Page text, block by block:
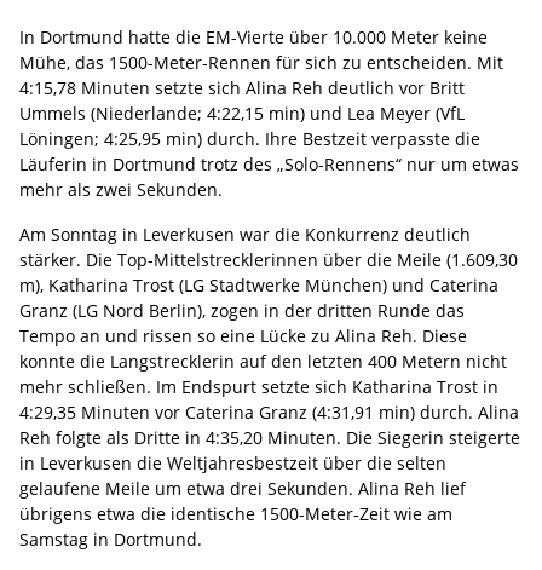
In Dortmund hatte die EM-Vierte über 10.000 Meter keine
Mühe, das 1500-Meter-Rennen für sich zu entscheiden. Mit
4:15,78 Minuten setzte sich Alina Reh deutlich vor Britt
Ummels (Niederlande; 4:22,15 min) und Lea Meyer (VfL
Löningen; 4:25,95 min) durch. Ihre Bestzeit verpasste die
Läuferin in Dortmund trotz des „Solo-Rennens“ nur um etwas
mehr als zwei Sekunden.
Am Sonntag in Leverkusen war die Konkurrenz deutlich
stärker. Die Top-Mittelstrecklerinnen über die Meile (1.609,30
m), Katharina Trost (LG Stadtwerke München) und Caterina
Granz (LG Nord Berlin), zogen in der dritten Runde das
Tempo an und rissen so eine Lücke zu Alina Reh. Diese
konnte die Langstrecklerin auf den letzten 400 Metern nicht
mehr schließen. Im Endspurt setzte sich Katharina Trost in
4:29,35 Minuten vor Caterina Granz (4:31,91 min) durch. Alina
Reh folgte als Dritte in 4:35,20 Minuten. Die Siegerin steigerte
in Leverkusen die Weltjahresbestzeit über die selten
gelaufene Meile um etwa drei Sekunden. Alina Reh lief
übrigens etwa die identische 1500-Meter-Zeit wie am
Samstag in Dortmund.